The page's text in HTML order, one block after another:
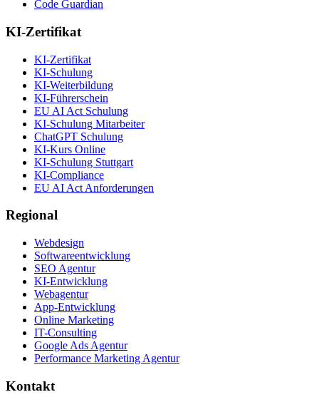
Code Guardian
KI-Zertifikat
KI-Zertifikat
KI-Schulung
KI-Weiterbildung
KI-Führerschein
EU AI Act Schulung
KI-Schulung Mitarbeiter
ChatGPT Schulung
KI-Kurs Online
KI-Schulung Stuttgart
KI-Compliance
EU AI Act Anforderungen
Regional
Webdesign
Softwareentwicklung
SEO Agentur
KI-Entwicklung
Webagentur
App-Entwicklung
Online Marketing
IT-Consulting
Google Ads Agentur
Performance Marketing Agentur
Kontakt